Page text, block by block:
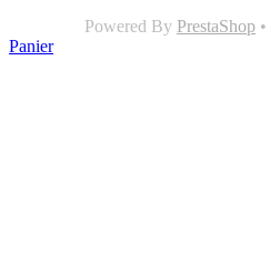
Powered By PrestaShop •
Panier